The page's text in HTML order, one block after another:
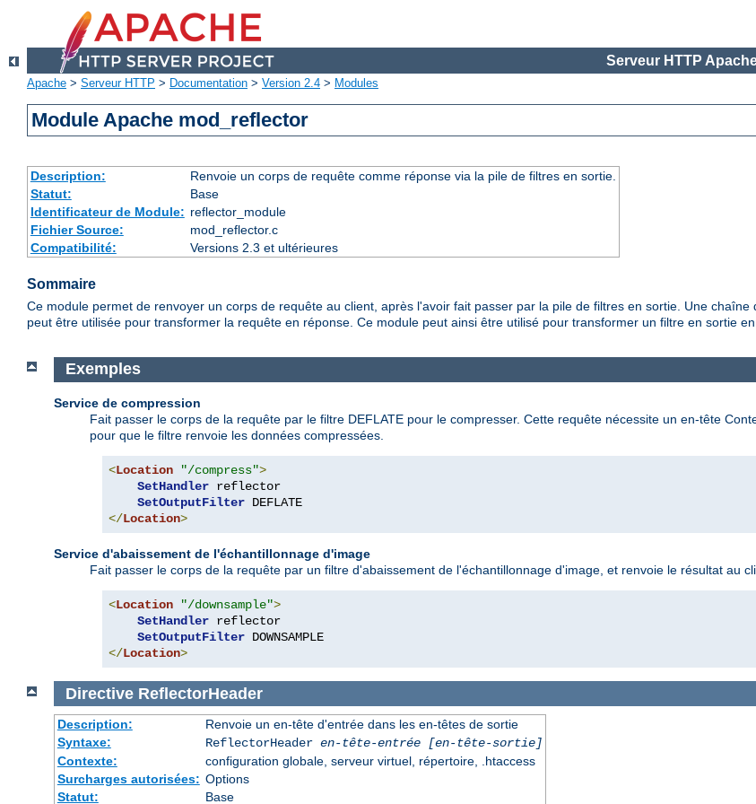
Serveur HTTP
Apache > Serveur HTTP > Documentation > Version 2.4 > Modules
Module Apache mod_reflector
Description:
Renvoie un corps de requête comme réponse via la pile de filtres en sortie.
Statut:
Base
Identificateur de Module: reflector_module
Fichier Source:
mod_reflector.c
Compatibilité:
Versions 2.3 et ultérieures
Sommaire
Ce module permet de renvoyer un corps de requête au client, après l'avoir fait passer par la pile de filtres en sortie. Une
peut être utilisée pour transformer la requête en réponse. Ce module peut ainsi être utilisé pour transformer un filtre en sortie
Exemples
Service de compression
Fait passer le corps de la requête par le filtre DEFLATE pour le compresser. Cette requête nécessite un en-tête
pour que le filtre renvoie les données compressées.
<Location "/compress">
SetHandler reflector
SetOutputFilter
</Location>
Service d'abaissement de l'échantillonnage d'image
Fait passer le corps de la requête par un filtre d'abaissement de l'échantillonnage d'image, et renvoie le résultat au
<Location "/downsample">
SetHandler reflector
SetOutputFilter
</Location>
Directive ReflectorHeader
Description:
Renvoie un en-tête d'entrée dans les en-têtes de sortie
Syntaxe:
ReflectorHeader en-tête-entrée
[en-tête-sortie]
Contexte:
configuration globale, serveur virtuel, répertoire, .htaccess
Surcharges autorisées: Options
Statut:
Base